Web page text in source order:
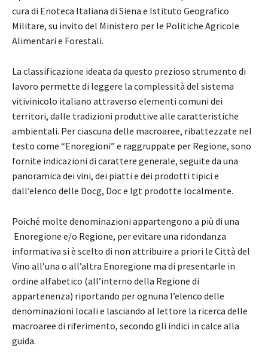
cura di Enoteca Italiana di Siena e Istituto Geografico
Militare, su invito del Ministero per le Politiche Agricole
Alimentari e Forestali.
La classificazione ideata da questo prezioso strumento di
lavoro permette di leggere la complessità del sistema
vitivinicolo italiano attraverso elementi comuni dei
territori, dalle tradizioni produttive alle caratteristiche
ambientali. Per ciascuna delle macroaree, ribattezzate nel
testo come “Enoregioni” e raggruppate per Regione, sono
fornite indicazioni di carattere generale, seguite da una
panoramica dei vini, dei piatti e dei prodotti tipici e
dall’elenco delle Docg, Doc e Igt prodotte localmente.
Poiché molte denominazioni appartengono a più di una
Enoregione e/o Regione, per evitare una ridondanza
informativa si è scelto di non attribuire a priori le Città del
Vino all’una o all’altra Enoregione ma di presentarle in
ordine alfabetico (all’interno della Regione di
appartenenza) riportando per ognuna l’elenco delle
denominazioni locali e lasciando al lettore la ricerca delle
macroaree di riferimento, secondo gli indici in calce alla
guida.